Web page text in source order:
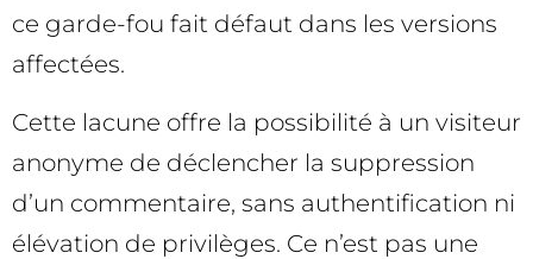
ce garde-fou fait défaut dans les versions
affectées.
Cette lacune offre la possibilité à un visiteur
anonyme de déclencher la suppression
d’un commentaire, sans authentification ni
élévation de privilèges. Ce n’est pas une